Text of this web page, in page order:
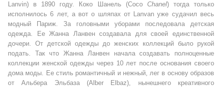
Lanvin) в 1890 году. Коко Шанель (Coco Chanel) тогда только
исполнилось 6 лет, а вот о шляпах от Lanvan уже судачил весь
модный Париж. За головными уборами последовала детская
одежда. Ее Жанна Ланвен создавала для своей единственной
дочери. От детской одежды до женских коллекций было рукой
подать. Так что Жанна Ланвен начала создавать полноценные
коллекции женской одежды через 10 лет после основания своего
дома моды. Ее стиль романтичный и нежный, лег в основу образов
от Альбера Эльбаза (Alber Elbaz), нынешнего креативного